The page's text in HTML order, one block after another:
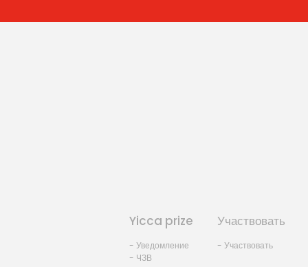
Yicca prize
- Уведомление
- ЧЗВ
Участвовать
- Участвовать